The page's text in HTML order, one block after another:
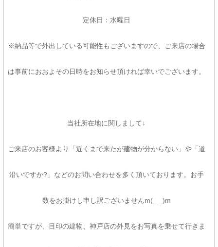
定休日：水曜日
※納品等で外出している可能性もございますので、ご来店の場合
は事前におおよその日時をお知らせ頂ければ幸いでございます。
当社所在地に関しまして↓
ご来店のお客様より「近くまで来たが建物が分からない」や「道
沿いですか?」などのお問い合わせを多く頂いております。お手
数をお掛けし申し訳ございませんm(_ _)m
簡単ですが、目印の建物、神戸店の外見をお写真を乗せて行きま